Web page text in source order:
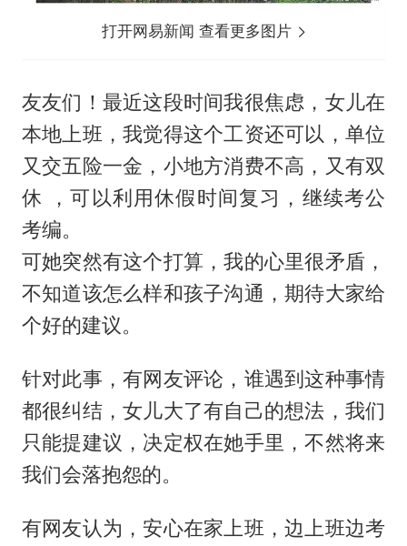
打开网易新闻 查看更多图片
友友们！最近这段时间我很焦虑，女儿在
本地上班，我觉得这个工资还可以，单位
又交五险一金，小地方消费不高，又有双
休 ，可以利用休假时间复习，继续考公
考编。
可她突然有这个打算，我的心里很矛盾，
不知道该怎么样和孩子沟通，期待大家给
个好的建议。
针对此事，有网友评论，谁遇到这种事情
都很纠结，女儿大了有自己的想法，我们
只能提建议，决定权在她手里，不然将来
我们会落抱怨的。
有网友认为，安心在家上班，边上班边考